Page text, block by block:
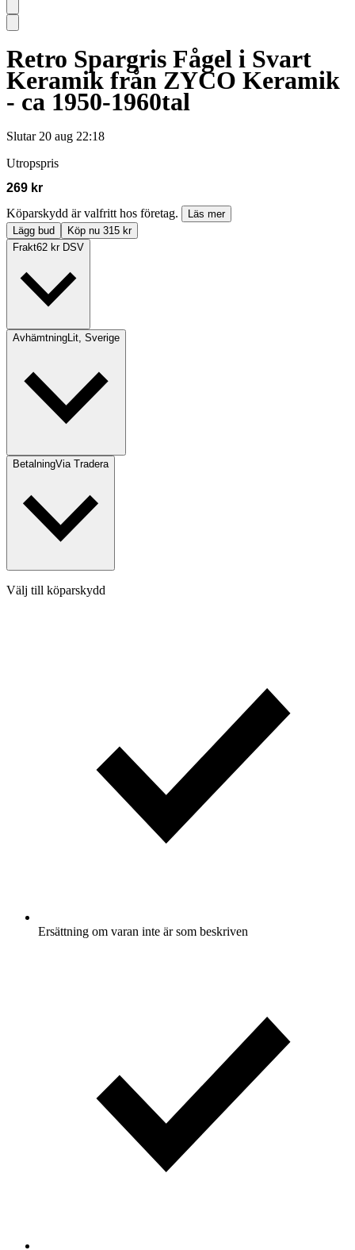
Retro Spargris Fågel i Svart
Keramik från ZYCO Keramik
- ca 1950-1960tal
Slutar 20 aug 22:18
Utropspris
269 kr
Köparskydd är valfritt hos företag.
Läs mer
Lägg bud
Köp nu 315 kr
Frakt62 kr DSV
AvhämtningLit, Sverige
BetalningVia Tradera
Välj till köparskydd
Ersättning om varan inte är som beskriven